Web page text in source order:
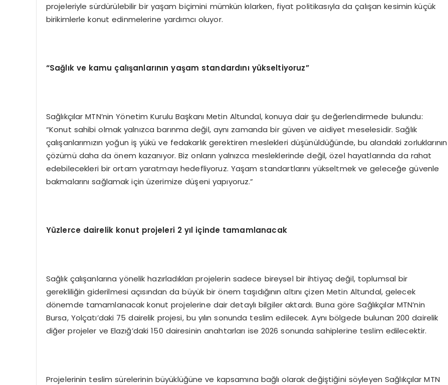
projeleriyle sürdürülebilir bir yaşam biçimini mümkün kılarken, fiyat politikasıyla da çalışan kesimin küçük
birikimlerle konut edinmelerine yardımcı oluyor.
“Sağlık ve kamu çalışanlarının yaşam standardını yükseltiyoruz”
Sağlıkçılar MTN’nin Yönetim Kurulu Başkanı Metin Altundal, konuya dair şu değerlendirmede bulundu:
“Konut sahibi olmak yalnızca barınma değil, aynı zamanda bir güven ve aidiyet meselesidir. Sağlık
çalışanlarımızın yoğun iş yükü ve fedakarlık gerektiren meslekleri düşünüldüğünde, bu alandaki zorluklarının
çözümü daha da önem kazanıyor. Biz onların yalnızca mesleklerinde değil, özel hayatlarında da rahat
edebilecekleri bir ortam yaratmayı hedefliyoruz. Yaşam standartlarını yükseltmek ve geleceğe güvenle
bakmalarını sağlamak için üzerimize düşeni yapıyoruz.”
Yüzlerce dairelik konut projeleri 2 yıl içinde tamamlanacak
Sağlık çalışanlarına yönelik hazırladıkları projelerin sadece bireysel bir ihtiyaç değil, toplumsal bir
gerekliliğin giderilmesi açısından da büyük bir önem taşıdığının altını çizen Metin Altundal, gelecek
dönemde tamamlanacak konut projelerine dair detaylı bilgiler aktardı. Buna göre Sağlıkçılar MTN’nin
Bursa, Yolçatı’daki 75 dairelik projesi, bu yılın sonunda teslim edilecek. Aynı bölgede bulunan 200 dairelik
diğer projeler ve Elazığ’daki 150 dairesinin anahtarları ise 2026 sonunda sahiplerine teslim edilecektir.
Projelerinin teslim sürelerinin büyüklüğüne ve kapsamına bağlı olarak değiştiğini söyleyen Sağlıkçılar MTN